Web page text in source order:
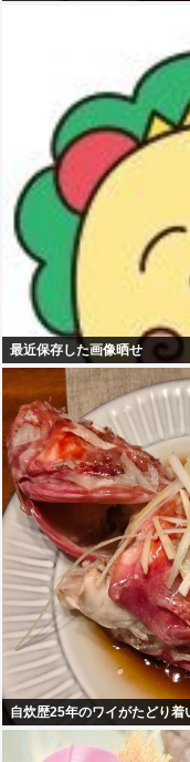
最近保存した画像晒せ
自炊歴25年のワイがたどり